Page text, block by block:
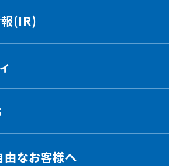
報(IR)
由なお客様へ